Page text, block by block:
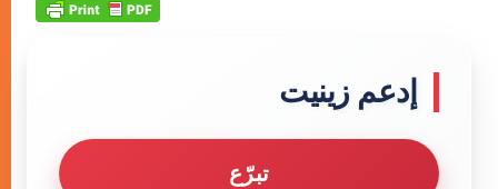
إدعم زينيت
تبرّع